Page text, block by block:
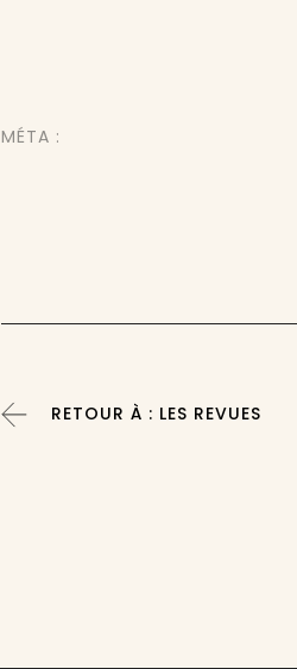
MÉTA :
RETOUR À : LES REVUES